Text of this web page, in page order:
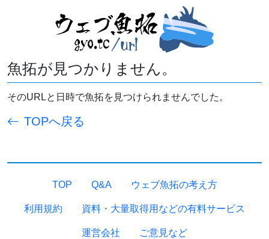
魚拓が見つかりません。
そのURLと日時で魚拓を見つけられませんでした。
TOPへ戻る
TOP Q&A ウェブ魚拓の考え方
利用規約 資料・大量取得用などの有料サービス
運営会社 ご意見など